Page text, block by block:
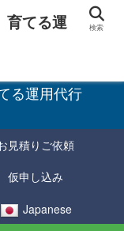
る運用代行
見積りご依頼
仮申し込み
Japanese
てる運
検索